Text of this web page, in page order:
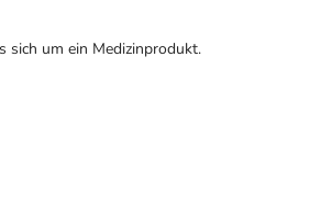
sich um ein Medizinprodukt.